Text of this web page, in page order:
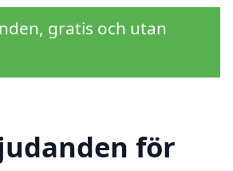
gratis och utan
för